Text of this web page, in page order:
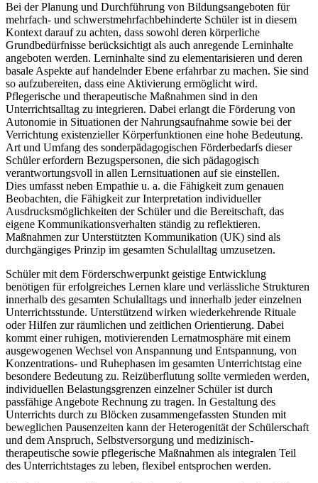
Bei der Planung und Durchführung von Bildungsangeboten für
mehrfach- und schwerstmehrfachbehinderte Schüler ist in diesem
Kontext darauf zu achten, dass sowohl deren körperliche
Grundbedürfnisse berücksichtigt als auch anregende Lerninhalte
angeboten werden. Lerninhalte sind zu elementarisieren und deren
basale Aspekte auf handelnder Ebene erfahrbar zu machen. Sie sind
so aufzubereiten, dass eine Aktivierung ermöglicht wird.
Pflegerische und therapeutische Maßnahmen sind in den
Unterrichtsalltag zu integrieren. Dabei erlangt die Förderung von
Autonomie in Situationen der Nahrungsaufnahme sowie bei der
Verrichtung existenzieller Körperfunktionen eine hohe Bedeutung.
Art und Umfang des sonderpädagogischen Förderbedarfs dieser
Schüler erfordern Bezugspersonen, die sich pädagogisch
verantwortungsvoll in allen Lernsituationen auf sie einstellen.
Dies umfasst neben Empathie u. a. die Fähigkeit zum genauen
Beobachten, die Fähigkeit zur Interpretation individueller
Ausdrucksmöglichkeiten der Schüler und die Bereitschaft, das
eigene Kommunikationsverhalten ständig zu reflektieren.
Maßnahmen zur Unterstützten Kommunikation (UK) sind als
durchgängiges Prinzip im gesamten Schulalltag umzusetzen.
Schüler mit dem Förderschwerpunkt geistige Entwicklung
benötigen für erfolgreiches Lernen klare und verlässliche Strukturen
innerhalb des gesamten Schulalltags und innerhalb jeder einzelnen
Unterrichtsstunde. Unterstützend wirken wiederkehrende Rituale
oder Hilfen zur räumlichen und zeitlichen Orientierung. Dabei
kommt einer ruhigen, motivierenden Lernatmosphäre mit einem
ausgewogenen Wechsel von Anspannung und Entspannung, von
Konzentrations- und Ruhephasen im gesamten Unterrichtstag eine
besondere Bedeutung zu. Reizüberflutung sollte vermieden werden,
individuellen Belastungsgrenzen einzelner Schüler ist durch
passfähige Angebote Rechnung zu tragen. In Gestaltung des
Unterrichts durch zu Blöcken zusammengefassten Stunden mit
beweglichen Pausenzeiten kann der Heterogenität der Schülerschaft
und dem Anspruch, Selbstversorgung und medizinisch-
therapeutische sowie pflegerische Maßnahmen als integralen Teil
des Unterrichtstages zu leben, flexibel entsprochen werden.